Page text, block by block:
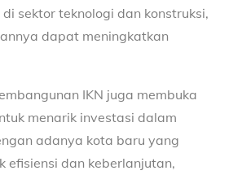
sektor teknologi dan konstruksi,
dapat meningkatkan
IKN juga membuka
menarik investasi dalam
adanya kota baru yang
efisiensi dan keberlanjutan,